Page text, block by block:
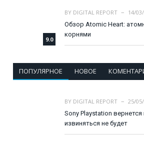
9.0
BY DIGITAL REPORT
14/
Обзор Atomic Heart:
корнями
ПОПУЛЯРНОЕ НОВОЕ
BY DIGITAL REPORT
25/
Sony Playstation
извиняться не будет